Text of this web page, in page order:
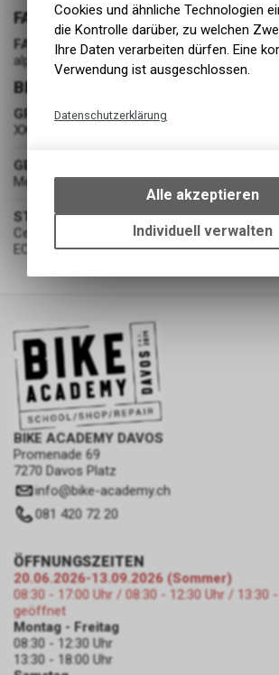
FARBE
FARBE
alpine woods
BEKLEIDUNG
GRÖSSE
XXL/R
GESCHLECHT
Men
STOFF
Cembra® STORM Warm,Thermal Stretch
ECO printed
BIKE ACADEMY DAVOS
Promenade 69
7270 Davos Platz
info@bike-academy.ch
081 420 72 20
ÖFFNUNGSZEITEN
20.06.2026-13.09.2026 (Sommer)
08:30 - 17:00 Uhr / 08:30 - 12:30 Uhr / 13:30
geöffnet
Montag - Freitag
08:30 - 12:30 Uhr
13:30 - 18:00 Uhr
Cookies und ähnliche Technologien
die Kontrolle darüber, zu welchen
Ihre Daten verarbeiten dürfen. Eine
Verwendung ist ausgeschlossen.
Datenschutzerklärung
bestimmte
Einstellungen auf
um die grundlegenden
Funktionen unseres
dass die gespeicherten
keinerlei Rückschlüsse
persönlichen
zulassen.
Alle akzeptieren
Individuell verwalten